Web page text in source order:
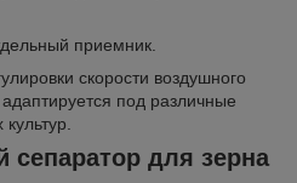
приемник.
скорости воздушного
под различные
для зерна